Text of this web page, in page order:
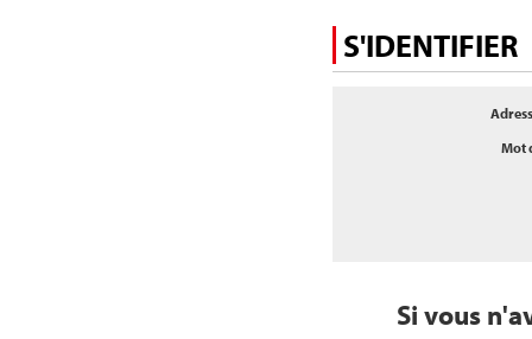
S'IDENTIFIER
Mot
Si vous